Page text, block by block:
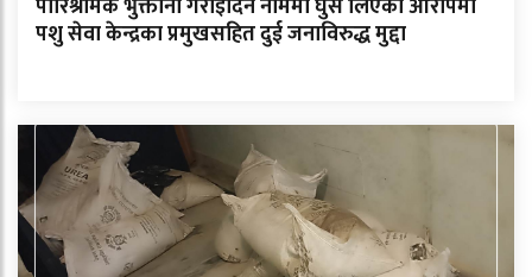
पारिश्रमिक भुक्तानी गराइदिने नाममा घुस लिएको आरोपमा
पशु सेवा केन्द्रका प्रमुखसहित दुई जनाविरुद्ध मुद्दा